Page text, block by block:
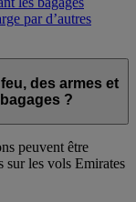
par d’autres
des armes et
?
peuvent être
sur les vols Emirates